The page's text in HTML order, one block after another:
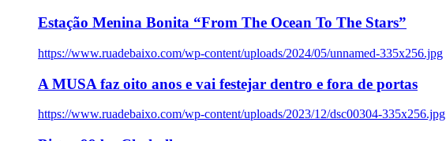
Estação Menina Bonita “From The Ocean To The Stars”
https://www.ruadebaixo.com/wp-content/uploads/2024/05/unnamed-335x256.jpg
A MUSA faz oito anos e vai festejar dentro e fora de portas
https://www.ruadebaixo.com/wp-content/uploads/2023/12/dsc00304-335x256.jpg